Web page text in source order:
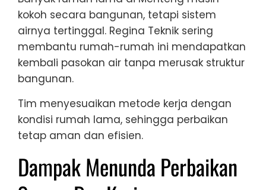
kokoh secara bangunan, tetapi sistem
airnya tertinggal. Regina Teknik sering
membantu rumah-rumah ini mendapatkan
kembali pasokan air tanpa merusak struktur
bangunan.
Tim menyesuaikan metode kerja dengan
kondisi rumah lama, sehingga perbaikan
tetap aman dan efisien.
Dampak Menunda Perbaikan